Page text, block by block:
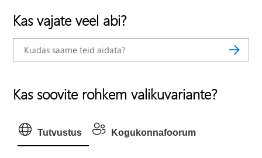
Kas vajate veel abi?
Kas soovite rohkem valikuvariante?
Tutvustus Kogukonnafoorum